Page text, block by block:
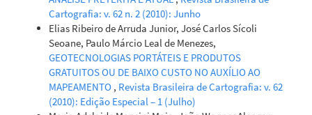
Cartografia: v. 62 n. 2 (2010): Junho
Elias Ribeiro de Arruda Junior, José Carlos Sícoli
Seoane, Paulo Márcio Leal de Menezes,
GEOTECNOLOGIAS PORTÁTEIS E PRODUTOS
GRATUITOS OU DE BAIXO CUSTO NO AUXÍLIO AO
MAPEAMENTO , Revista Brasileira de Cartografia: v. 62
(2010): Edição Especial – 1 (Julho)